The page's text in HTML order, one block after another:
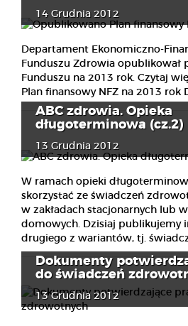
14 Grudnia 2012
Departament Ekonomiczno-
Funduszu Zdrowia opublikował
Funduszu na 2013 rok. Czytaj
Plan finansowy NFZ na 2013 rok
ABC zdrowia. Opieka
długoterminowa (cz.2)
13 Grudnia 2012
W ramach opieki
skorzystać ze świadczeń
w zakładach stacjonarnych lub
domowych. Dzisiaj publikujemy
drugiego z wariantów, tj.
Dokumenty
do świadczeń
13 Grudnia 2012